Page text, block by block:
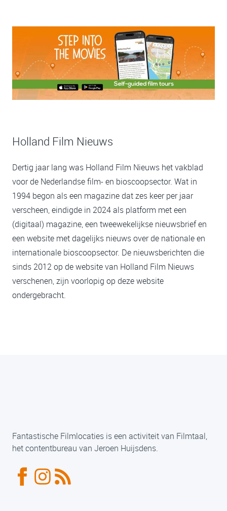
Holland Film Nieuws
Dertig jaar lang was Holland Film Nieuws het vakblad
voor de Nederlandse film- en bioscoopsector. Wat in
1994 begon als een magazine dat zes keer per jaar
verscheen, eindigde in 2024 als platform met een
(digitaal) magazine, een tweewekelijkse nieuwsbrief en
een website met dagelijks nieuws over de nationale en
internationale bioscoopsector. De nieuwsberichten die
sinds 2012 op de website van Holland Film Nieuws
verschenen, zijn voorlopig op deze website
ondergebracht.
Fantastische Filmlocaties is een activiteit van Filmtaal,
het contentbureau van Jeroen Huijsdens.